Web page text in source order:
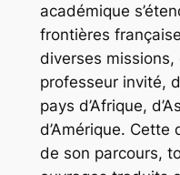
académique
frontières
diverses
professeur invité,
pays d’Afrique,
d’Amérique.
de son parcours,